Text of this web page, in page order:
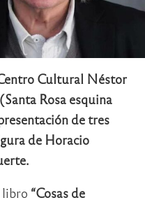
Cultural Néstor
Rosa esquina
de tres
de Horacio
libro “Cosas de